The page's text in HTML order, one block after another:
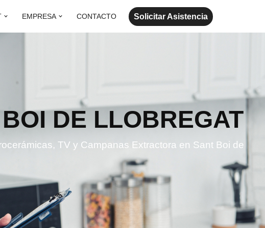
EMPRESA CONTACTO Solicitar Asistencia
DE LLOBREGAT
TV y Campanas Extractora en Sant Boi de